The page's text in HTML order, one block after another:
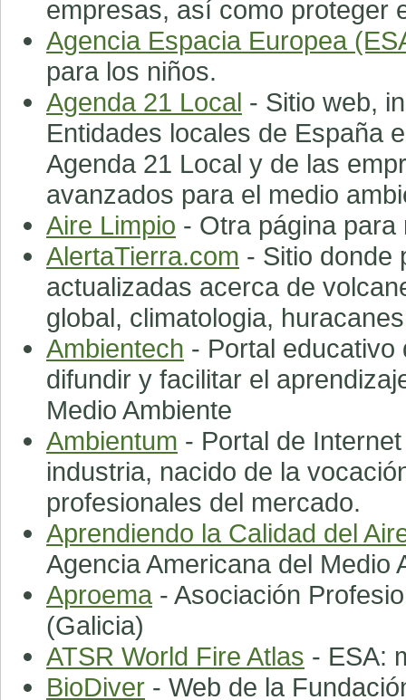
empresas, así como proteger
Agencia Espacia Europea
para los niños.
Agenda 21 Local - Sitio web,
Entidades locales de España
Agenda 21 Local y de las
avanzados para el medio
Aire Limpio - Otra página para
AlertaTierra.com - Sitio donde
actualizadas acerca de
global, climatologia,
Ambientech - Portal educativo
difundir y facilitar el
Medio Ambiente
Ambientum - Portal de
industria, nacido de la
profesionales del mercado.
Aprendiendo la Calidad del
Agencia Americana del Medio
Aproema - Asociación
(Galicia)
ATSR World Fire Atlas - ESA:
BioDiver - Web de la